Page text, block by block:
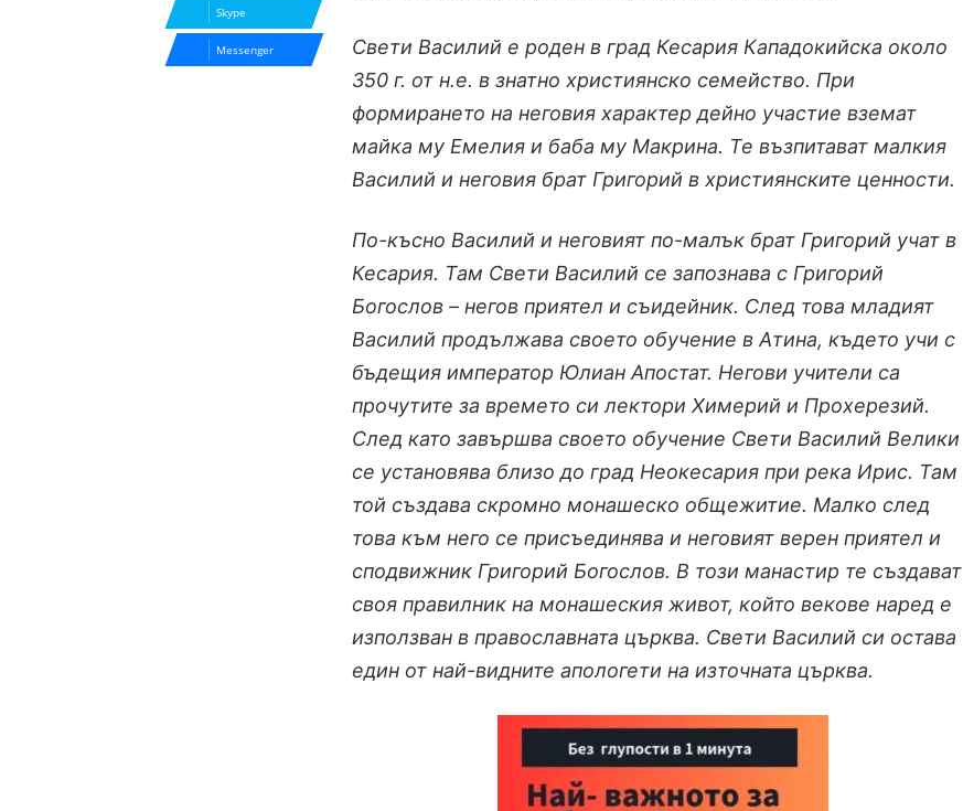
Свети Василий е роден в град Кесария Кападокийска около
350 г. от н.е. в знатно християнско семейство. При
формирането на неговия характер дейно участие вземат
майка му Емелия и баба му Макрина. Те възпитават малкия
Василий и неговия брат Григорий в християнските ценности.
По-късно Василий и неговият по-малък брат Григорий учат в
Кесария. Там Свети Василий се запознава с Григорий
Богослов – негов приятел и съидейник. След това младият
Василий продължава своето обучение в Атина, където учи с
бъдещия император Юлиан Апостат. Негови учители са
прочутите за времето си лектори Химерий и Прохерезий.
След като завършва своето обучение Свети Василий Велики
се установява близо до град Неокесария при река Ирис. Там
той създава скромно монашеско общежитие. Малко след
това към него се присъединява и неговият верен приятел и
сподвижник Григорий Богослов. В този манастир те създават
своя правилник на монашеския живот, който векове наред е
използван в православната църква. Свети Василий си остава
един от най-видните апологети на източната църква.
Skype
Messenger